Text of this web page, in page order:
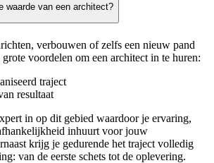
waarde van een architect?
verbouwen of zelfs een nieuw pand
voordelen om een architect in te huren:
traject
resultaat
in op dit gebied waardoor je ervaring,
inhuurt voor jouw
krijg je gedurende het traject volledig
van de eerste schets tot de oplevering.